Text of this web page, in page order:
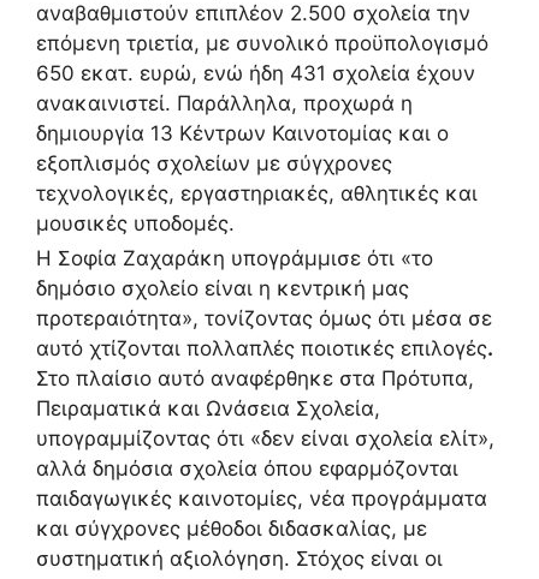
αναβαθμιστούν επιπλέον 2.500 σχολεία την
επόμενη τριετία, με συνολικό προϋπολογισμό
650 εκατ. ευρώ, ενώ ήδη 431 σχολεία έχουν
ανακαινιστεί. Παράλληλα, προχωρά η
δημιουργία 13 Κέντρων Καινοτομίας και ο
εξοπλισμός σχολείων με σύγχρονες
τεχνολογικές, εργαστηριακές, αθλητικές και
μουσικές υποδομές.
Η Σοφία Ζαχαράκη υπογράμμισε ότι «το
δημόσιο σχολείο είναι η κεντρική μας
προτεραιότητα», τονίζοντας όμως ότι μέσα σε
αυτό χτίζονται πολλαπλές ποιοτικές επιλογές.
Στο πλαίσιο αυτό αναφέρθηκε στα Πρότυπα,
Πειραματικά και Ωνάσεια Σχολεία,
υπογραμμίζοντας ότι «δεν είναι σχολεία ελίτ»,
αλλά δημόσια σχολεία όπου εφαρμόζονται
παιδαγωγικές καινοτομίες, νέα προγράμματα
και σύγχρονες μέθοδοι διδασκαλίας, με
συστηματική αξιολόγηση. Στόχος είναι οι